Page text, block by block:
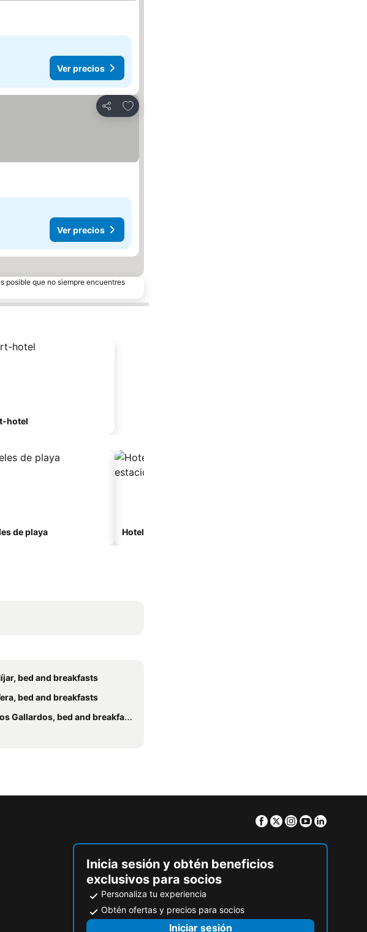
Ver precios
Compartir
Agregar a favoritos
Ver precios
posible que no siempre encuentres
hotel
de playa Hoteles con estacionamiento
bed and breakfasts
bed and breakfasts
Gallardos, bed and breakfasts
Facebook
TwitterInstagram
Youtube
Inicia sesión y obtén beneficios
exclusivos para socios
Personaliza tu experiencia
Obtén ofertas y precios para socios
Iniciar sesión